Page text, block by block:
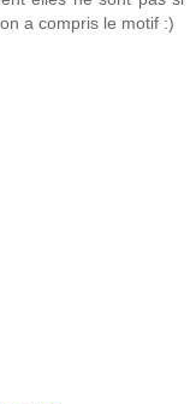
a compris le motif :)